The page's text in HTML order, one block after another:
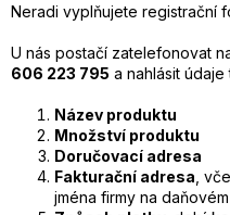
Neradi vyplňujete registrační
U nás postačí zatelefonovat
606 223 795 a nahlásit
​Název produktu
Množství produktu
Doručovací adresa
Fakturační adresa ,
jména firmy na